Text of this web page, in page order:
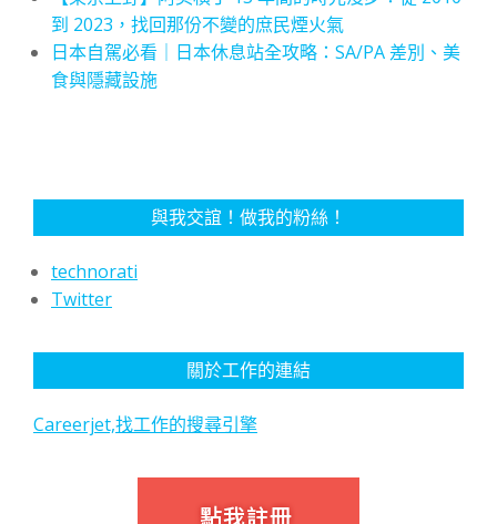
到 2023，找回那份不變的庶民煙火氣
日本自駕必看｜日本休息站全攻略：SA/PA 差別、美
食與隱藏設施
與我交誼！做我的粉絲！
technorati
Twitter
關於工作的連結
Careerjet,找工作的搜尋引擎